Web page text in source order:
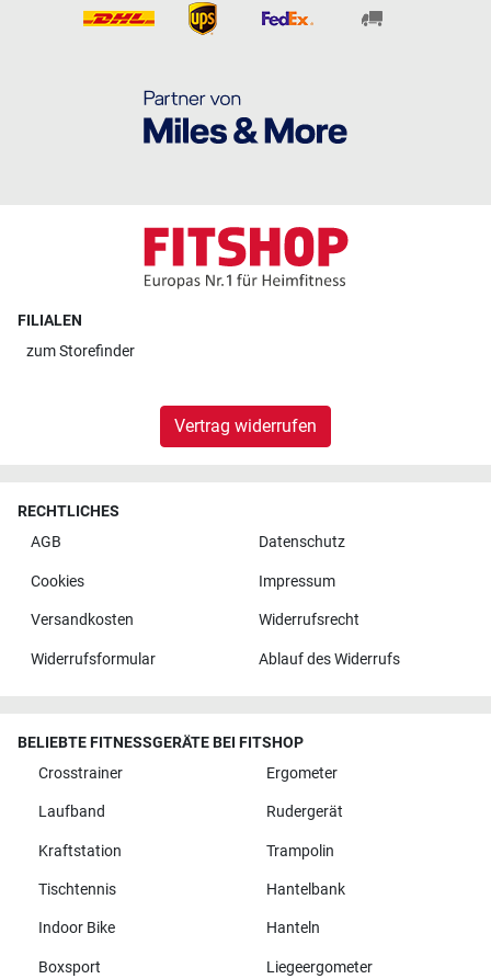
FILIALEN
zumStorefinder
Vertrag widerrufen
RECHTLICHES
AGB
Datenschutz
Cookies Impressum
Versandkosten Widerrufsrecht
Widerrufsformular Ablauf des Widerrufs
BELIEBTE FITNESSGERÄTE BEI FITSHOP
Crosstrainer
Ergometer
Laufband Rudergerät
Kraftstation Trampolin
Tischtennis Hantelbank
Indoor Bike Hanteln
Boxsport Liegeergometer